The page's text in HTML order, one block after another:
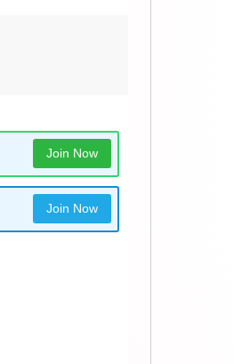
Join Now
Join Now